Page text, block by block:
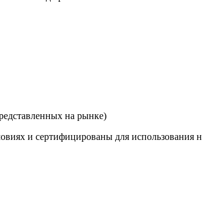
на рынке)
и сертифицированы для